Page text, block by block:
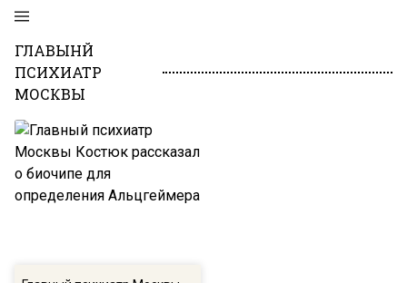
ГЛАВЫНЙ
ПСИХИАТР
МОСКВЫ